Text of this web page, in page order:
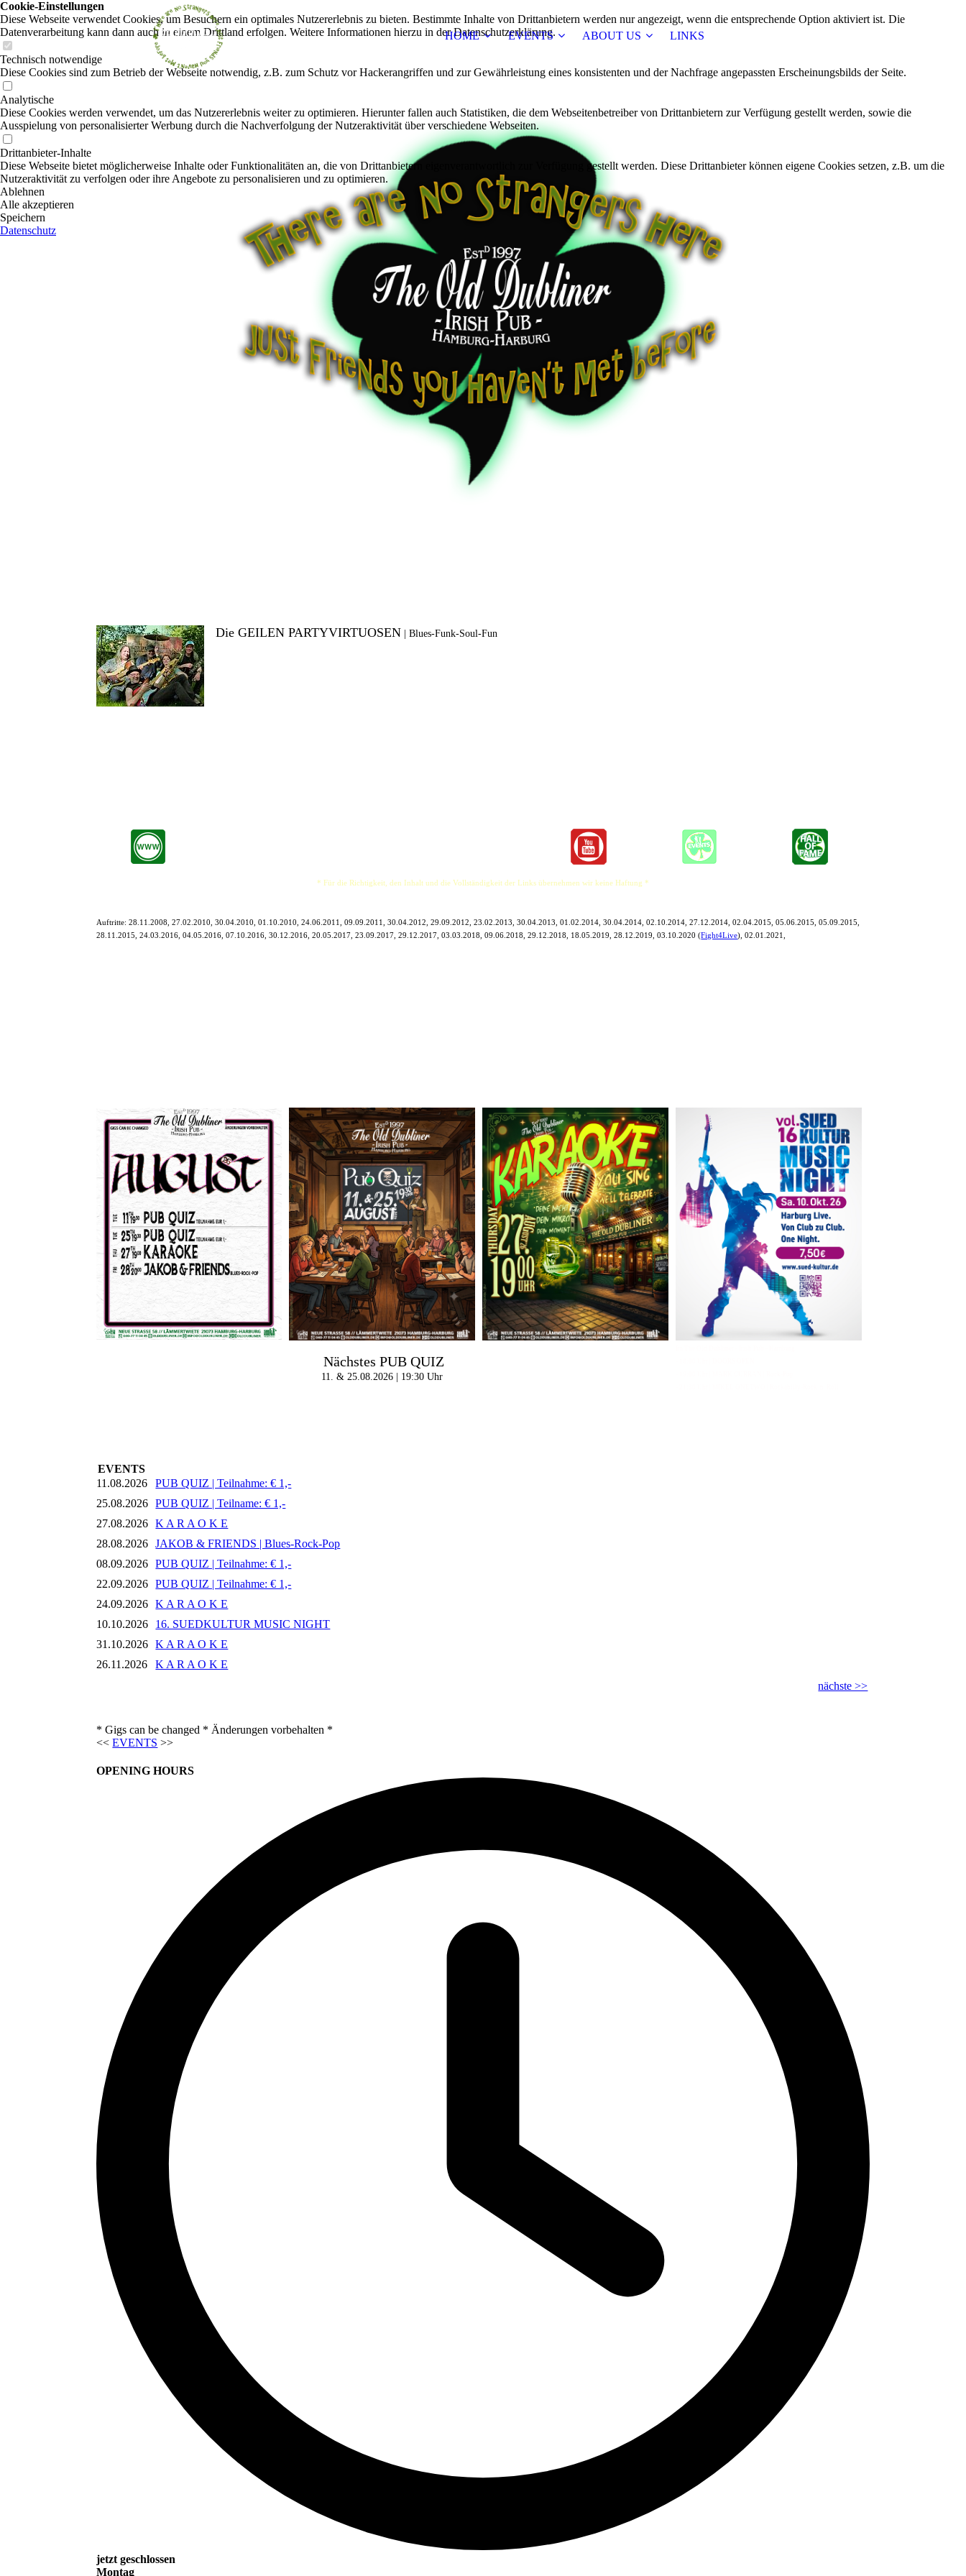
HOME EVENTS ABOUT US LINKS
Die GEILEN PARTYVIRTUOSEN |Blues-Funk-Soul-Fun
* Für die Richtigkeit, den Inhalt und die Vollständigkeit der Links übernehmen wir keine Haftung *
Auftritte:28.11.2008, 27.02.2010, 30.04.2010, 01.10.2010, 24.06.2011, 09.09.2011, 30.04.2012, 29.09.2012, 23.02.2013, 30.04.2013, 01.02.2014, 30.04.2014, 02.10.2014, 27.12.2014, 02.04.2015, 05.06.2015, 05.09.2015,
28.11.2015, 24.03.2016, 04.05.2016, 07.10.2016, 30.12.2016, 20.05.2017, 23.09.2017, 29.12.2017, 03.03.2018, 09.06.2018, 29.12.2018, 18.05.2019, 28.12.2019, 03.10.2020 (Fight4Live), 02.01.2021,
Nächstes PUB QUIZ
11. & 25.08.2026 | 19:30 Uhr
EVENTS
11.08.2026
PUB QUIZ | Teilnahme: € 1,-
25.08.2026
PUB QUIZ | Teilname: € 1,-
27.08.2026
K A R A O K E
28.08.2026
JAKOB & FRIENDS | Blues-Rock-Pop
08.09.2026
PUB QUIZ | Teilnahme: € 1,-
22.09.2026
PUB QUIZ | Teilnahme: € 1,-
24.09.2026
K A R A O K E
10.10.2026
16. SUEDKULTUR MUSIC NIGHT
31.10.2026
K A R A O K E
26.11.2026
K A R A O K E
nächste >>
* Gigs can be changed * Änderungen vorbehalten *
<<EVENTS >>
OPENING HOURS
jetzt geschlossen
Montag
Cookie-Einstellungen
Diese Webseite verwendet Cookies, um Besuchern ein optimales Nutzererlebnis zu bieten. Bestimmte Inhalte von Drittanbietern werden nur angezeigt, wenn die entsprechende Option aktiviert ist. Die
Datenverarbeitung kann dann auch in einem Drittland erfolgen. Weitere Informationen hierzu in der Datenschutzerklärung.
Technisch notwendige
Diese Cookies sind zum Betrieb der Webseite notwendig, z.B. zum Schutz vor Hackerangriffen und zur Gewährleistung eines konsistenten und der Nachfrage angepassten Erscheinungsbilds der Seite.
Analytische
Diese Cookies werden verwendet, um das Nutzererlebnis weiter zu optimieren. Hierunter fallen auch Statistiken, die dem Webseitenbetreiber von Drittanbietern zur Verfügung gestellt werden, sowie die
Ausspielung von personalisierter Werbung durch die Nachverfolgung der Nutzeraktivität über verschiedene Webseiten.
Drittanbieter-Inhalte
Diese Webseite bietet möglicherweise Inhalte oder Funktionalitäten an, die von Drittanbietern eigenverantwortlich zur Verfügung gestellt werden. Diese Drittanbieter können eigene Cookies setzen, z.B. um die
Nutzeraktivität zu verfolgen oder ihre Angebote zu personalisieren und zu optimieren.
Ablehnen
Alle akzeptieren
Speichern
Datenschutz